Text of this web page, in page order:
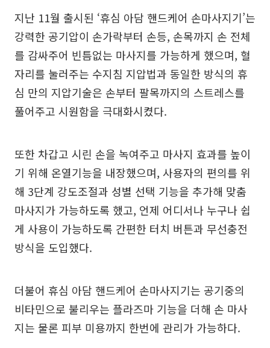
지난 11월 출시된 ‘휴심 아담 핸드케어 손마사지기’는
강력한 공기압이 손가락부터 손등, 손목까지 손 전체
를 감싸주어 빈틈없는 마사지를 가능하게 했으며, 혈
자리를 눌러주는 수지침 지압법과 동일한 방식의 휴
심 만의 지압기술은 손부터 팔목까지의 스트레스를
풀어주고 시원함을 극대화시켰다.
또한 차갑고 시린 손을 녹여주고 마사지 효과를 높이
기 위해 온열기능을 내장했으며, 사용자의 편의를 위
해 3단계 강도조절과 성별 선택 기능을 추가해 맞춤
마사지가 가능하도록 했고, 언제 어디서나 누구나 쉽
게 사용이 가능하도록 간편한 터치 버튼과 무선충전
방식을 도입했다.
더불어 휴심 아담 핸드케어 손마사지기는 공기중의
비타민으로 불리우는 플라즈마 기능을 더해 손 마사
지는 물론 피부 미용까지 한번에 관리가 가능하다.